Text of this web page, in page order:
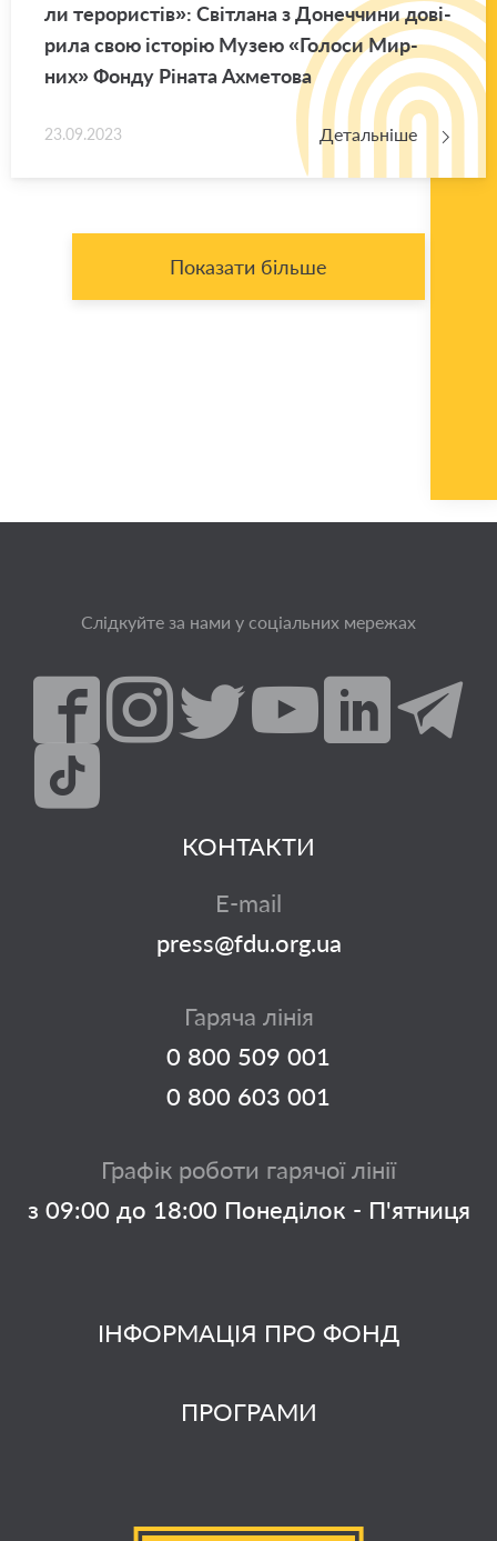
ли те­ро­ри­стів»: Сві­тла­на з До­неч­чи­ни до­ві­
ри­ла свою істо­рію Музею «Го­ло­си Мир­
них» Фонду Рі­на­та Ахме­то­ва
23.09.2023 Детальніше
Показати більше
Слідкуйте за нами у соціальних мережах
ІНФОРМАЦІЯ ПРО ФОНД
ПРОГРАМИ
КОНТАКТИ
E-mail
press@fdu.org.ua
Гаряча лінія
0 800 509 001
0 800 603 001
Графік роботи гарячої лінії
з 09:00 до 18:00 Понеділок - П'ятниця